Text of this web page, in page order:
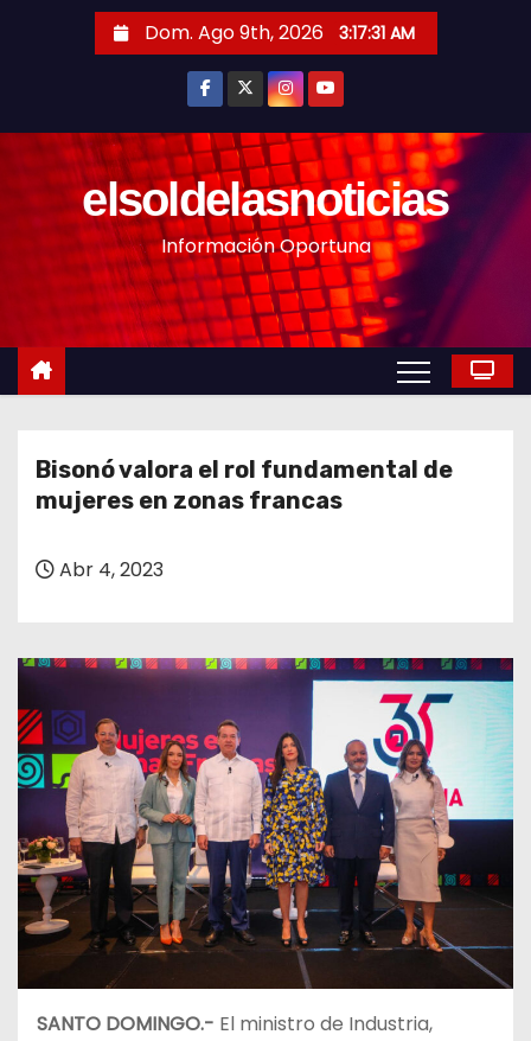
n
Dom. Ago 9th, 2026 3:17:33 AM
elsoldelasnoticias
Información Oportuna
Bisonó valora el rol fundamental de
mujeres en zonas francas
Abr 4, 2023
SANTO DOMINGO.- El ministro de Industria,